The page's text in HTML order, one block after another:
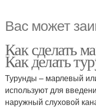
Вас может
Как сделать
Как делать
Турунды – марлевый
используют для
наружный слуховой